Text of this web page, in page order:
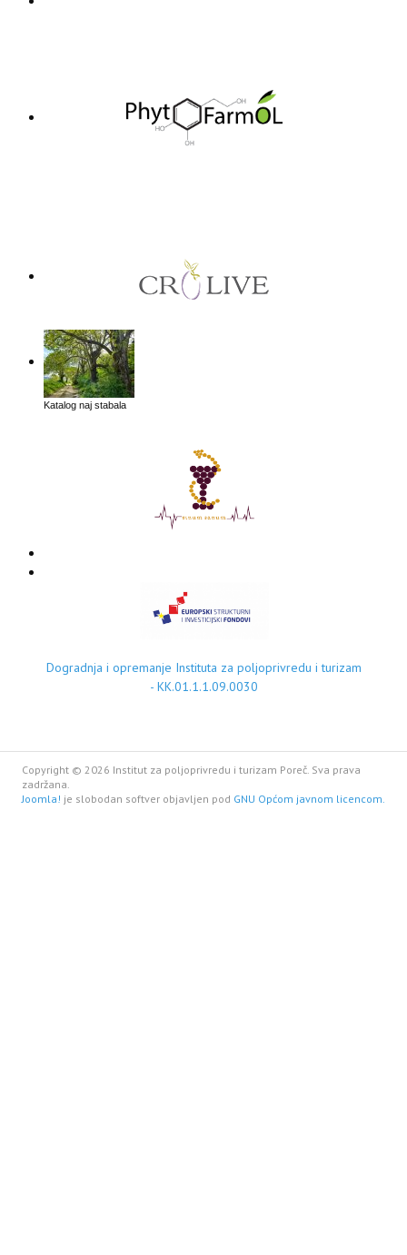
Katalog naj stabala
Dogradnja i opremanje Instituta za poljoprivredu i turizam
- KK.01.1.1.09.0030
Copyright © 2026 Institut za poljoprivredu i turizam Poreč. Sva prava
zadržana.
Joomla! je slobodan softver objavljen pod GNU Općom javnom licencom.